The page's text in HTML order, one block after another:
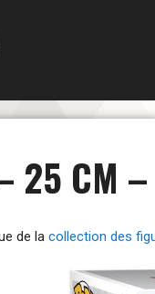
25 CM
de la collection des